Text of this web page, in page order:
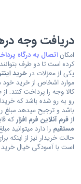
دریافت وجه
امکاناتصال به درگاه
کرده است تا دو طرف
یکی از معزلات در خرید
موارد اشخاص از خرید
کالا وجه را پرداخت کنند.
رو به رو شده باشد که
باشد و ترجیح میدهد مبلغ
از فرم آنلاین فرم افزار که
مستقیم را دارد میتوانید
حالت خریدار نیز از
است با آسودگی خیال خرید